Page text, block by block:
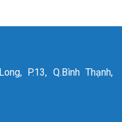
P.13, Q.Bình Thạnh,